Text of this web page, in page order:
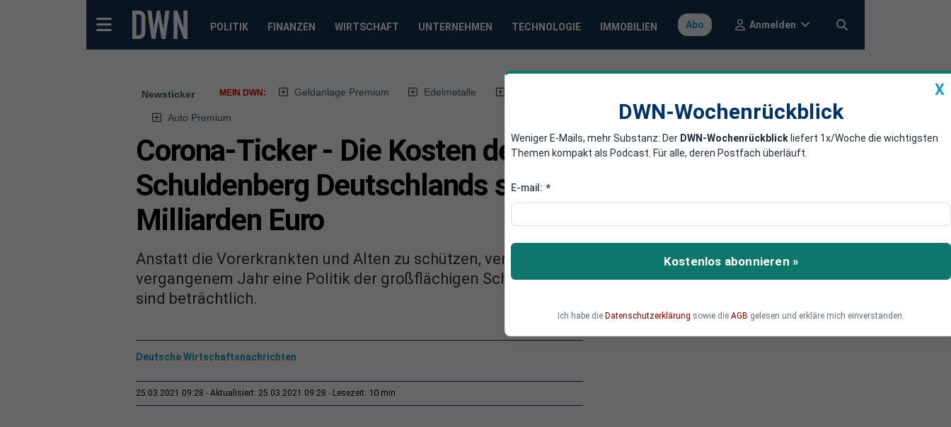
POLITIK FINANZEN WIRTSCHAFT UNTERNEHMEN TECHNOLOGIE IMMOBILIEN Abo Anmelden
Newsticker MEIN DWN: Geldanlage Premium Edelmetalle
Auto Premium
Corona-Ticker - Die Kosten der Lockdown-Politik:
Schuldenberg Deutschlands stieg 2020 um hunderte
Milliarden Euro
Anstatt die Vorerkrankten und Alten zu schützen, verfolgt die Bundesregierung seit
vergangenem Jahr eine Politik der großflächigen Schließungen und Kontaktsperren. Die Kosten
sind beträchtlich.
Deutsche Wirtschaftsnachrichten
25.03.2021 09:28 Aktualisiert: 25.03.2021 09:28 Lesezeit: 10 min
X
DWN-Wochenrückblick
Weniger E-Mails, mehr Substanz: Der DWN-Wochenrückblick liefert 1x/Woche die wichtigsten
Themen kompakt als Podcast. Für alle, deren Postfach überläuft.
E-mail: *
Kostenlos abonnieren »
Ich habe die Datenschutzerklärung sowie die AGB gelesen und erkläre mich einverstanden.